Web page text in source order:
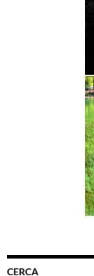
CERCA